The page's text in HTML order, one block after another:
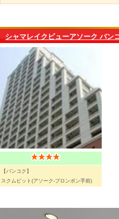
シャマレイクビューアソーク バン
【バンコク】
スクムビット(アソーク-プロンポン手前)